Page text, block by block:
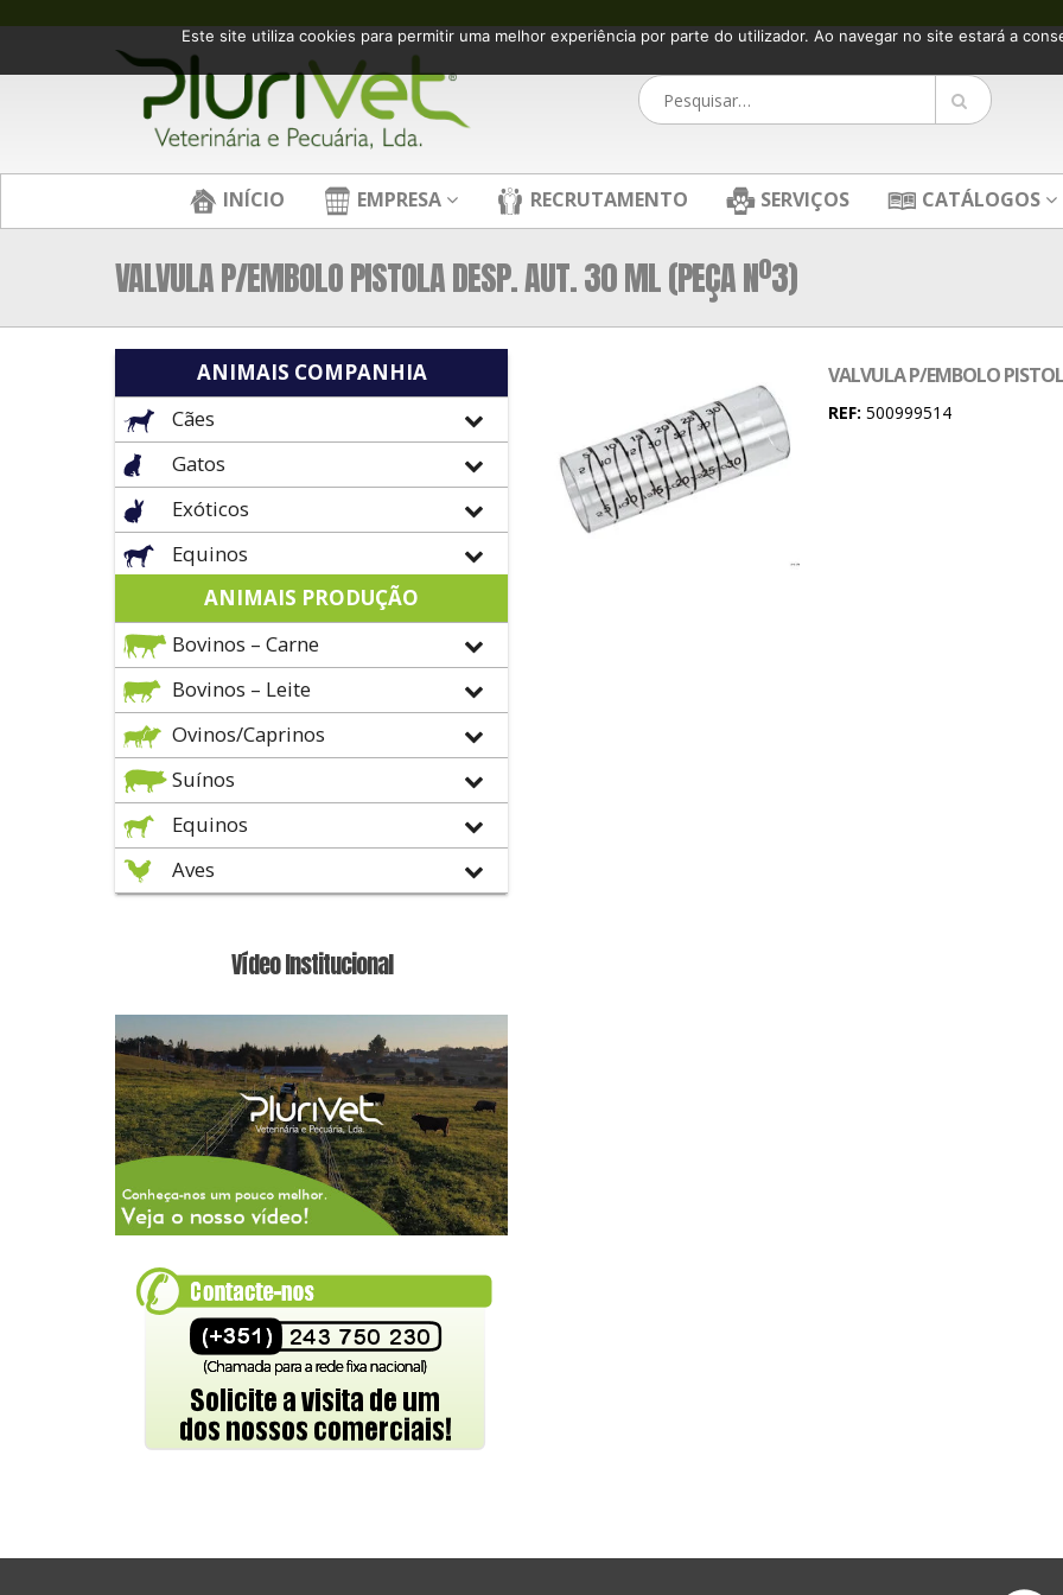
INÍCIO EMPRESA RECRUTAMENTO SERVIÇOS CATÁLOGOS
VALVULA P/EMBOLO PISTOLA DESP. AUT. 30 ML (PEÇA Nº3)
VALVULA P/EMBOLO
REF: 500999514
ANIMAIS COMPANHIA
Cães
Gatos
Exóticos
Equinos
ANIMAIS PRODUÇÃO
Bovinos – Carne
Bovinos – Leite
Ovinos/Caprinos
Suínos
Equinos
Aves
Vídeo Institucional
Este site utiliza cookies para permitir uma melhor experiência por parte do utilizador. Ao navegar no site estará a